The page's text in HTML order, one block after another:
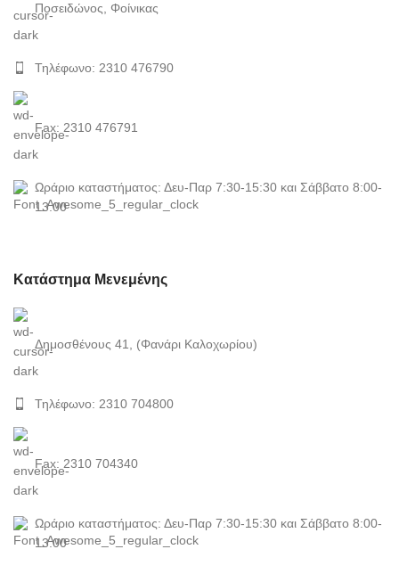
Ποσειδώνος, Φοίνικας
Τηλέφωνο: 2310 476790
Fax: 2310 476791
Ωράριο καταστήματος: Δευ-Παρ 7:30-15:30 και Σάββατο 8:00-
13:00
Κατάστημα Μενεμένης
Δημοσθένους 41, (Φανάρι Καλοχωρίου)
Τηλέφωνο: 2310 704800
Fax: 2310 704340
Ωράριο καταστήματος: Δευ-Παρ 7:30-15:30 και Σάββατο 8:00-
13:00